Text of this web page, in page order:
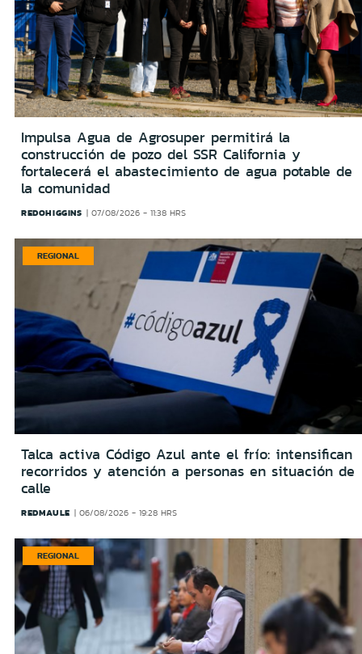
Impulsa Agua de Agrosuper permitirá la
construcción de pozo del SSR California y
fortalecerá el abastecimiento de agua potable de
la comunidad
REDOHIGGINS 07/08/2026 - 11:38 HRS
REGIONAL
Talca activa Código Azul ante el frío: intensifican
recorridos y atención a personas en situación de
calle
REDMAULE 06/08/2026 - 19:28 HRS
REGIONAL